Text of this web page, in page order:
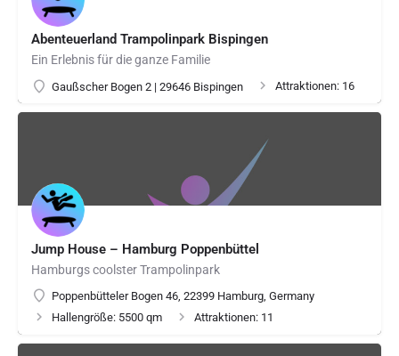
Abenteuerland Trampolinpark Bispingen
Ein Erlebnis für die ganze Familie
Gaußscher Bogen 2 | 29646 Bispingen Attraktionen: 16
Jump House – Hamburg Poppenbüttel
Hamburgs coolster Trampolinpark
Poppenbütteler Bogen 46, 22399 Hamburg, Germany
Hallengröße: 5500 qm
Attraktionen: 11